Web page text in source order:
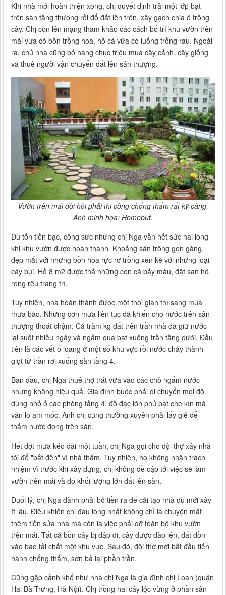
Khi nhà mới hoàn thiện xong, chị quyết định trải một lớp bạt
trên sàn tầng thượng rồi đổ đất lên trên, xây gạch chia ô trồng
cây. Chị còn lên mạng tham khảo các cách bố trí khu vườn trên
mái vừa có bồn trồng hoa, hồ cá vừa có luống trồng rau. Ngoài
ra, chủ nhà cũng bỏ hàng chục triệu mua cây cảnh, cây giống
và thuê người vận chuyển đất lên sân thượng.
Vườn trên mái đòi hỏi phải thi công chống thấm rất kỹ càng.
Ảnh minh họa: Homebut.
Dù tốn tiền bạc, công sức nhưng chị Nga vẫn hết sức hài lòng
khi khu vườn được hoàn thành. Khoảng sân trông gọn gàng,
đẹp mắt với những bồn hoa rực rỡ trồng xen kẽ với những loại
cây bụi. Hồ 8 m2 được thả những con cá bảy màu, đặt san hô,
rong rêu trang trí.
Tuy nhiên, nhà hoàn thành được một thời gian thì sang mùa
mưa bão. Những cơn mưa liên tục đã khiến cho nước trên sân
thượng thoát chậm. Cả trăm kg đất trên trần nhà đã giữ nước
lại suốt nhiều ngày và ngấm qua bạt xuống trần tầng dưới. Đầu
tiên là các vết ố loang ở một số khu vực rồi nước chảy thành
giọt từ trần rơi xuống sàn tầng 4.
Ban đầu, chị Nga thuê thợ trát vữa vào các chỗ ngấm nước
nhưng không hiệu quả. Gia đình buộc phải di chuyển mọi đồ
dùng nhỏ ở các phòng tầng 4, đồ đạc lớn phủ bạt che kín mà
vẫn lo ẩm mốc. Anh chị cũng thường xuyên phải lấy giẻ để
thấm nước đọng trên sàn.
Hết đợt mưa kéo dài một tuần, chị Nga gọi cho đội thợ xây nhà
tới để "bắt đền" vì nhà thấm. Tuy nhiên, họ không nhận trách
nhiệm vì trước khi xây dựng, chị không đề cập tới việc sẽ làm
vườn trên mái và đổ khối lượng lớn đất lên sàn.
Đuối lý, chị Nga đành phải bỏ tiền ra để cải tạo nhà dù mới xây
ít lâu. Điều khiến chị đau lòng nhất không chỉ là chuyện mất
thêm tiền sửa nhà mà còn là việc phải dỡ toàn bộ khu vườn
trên mái. Tất cả bồn cây bị đập đi, cây được đào lên, đất dồn
vào bao tải chất một khu vực. Sau đó, đội thợ mới bắt đầu tiến
hành chống thấm, sơn bả lại phần trần.
Cũng gặp cảnh khổ như nhà chị Nga là gia đình chị Loan (quận
Hai Bà Trưng, Hà Nội). Chị trồng hai cây lộc vừng ở phần sân